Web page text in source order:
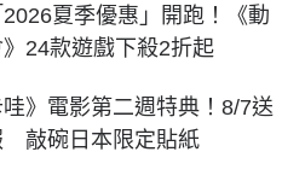
夏季優惠」開跑！《動
24款遊戲下殺2折起
哇》電影第二週特典！8/7送
敲碗日本限定貼紙